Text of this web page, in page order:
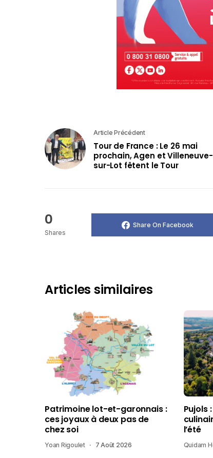
Article Précédent
Tour de France : Le 26 mai
prochain, Agen et Villeneuve-
sur-Lot fêtent le Tour
0
Shares
Share On Facebook
Articles similaires
Patrimoine lot-et-garonnais :
ces joyaux à deux pas de
chez soi
Yoan Rigoulet 7 Août 2026
Pujols
l’été
Quidam